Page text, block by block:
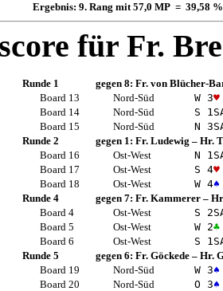
Ergebnis: 9. Rang mit 57,0 MP = 39,58 %
für Fr.
Runde 1 gegen 8: Fr. von Blücher-
Board 13
Nord-Süd W 3♥
Board 14
Nord-Süd S 1
Board 15
Nord-Süd N 3
Runde 2
gegen 1: Fr. Ludewig – Hr.
Board 16
Ost-West N 1
Board 17
Ost-West S 4♥
Board 18
Ost-West W 4♠
Runde 4
gegen 7: Fr. Kammerer–
Board 4
Ost-West S 2
Board 5
Ost-West W 2♣
Board 6
Ost-West S 1
Runde 5
gegen 6: Fr. Göckede– Hr.
Board 19
Nord-Süd W 3♠
Board 20
Nord-Süd O 3♠